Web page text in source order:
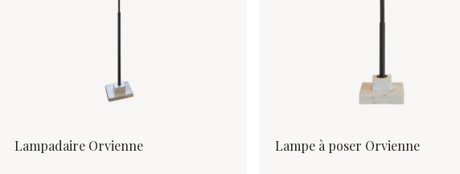
Lampadaire Orvienne Lampe à poser Orvienne